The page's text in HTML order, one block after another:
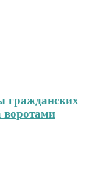
гражданских
воротами